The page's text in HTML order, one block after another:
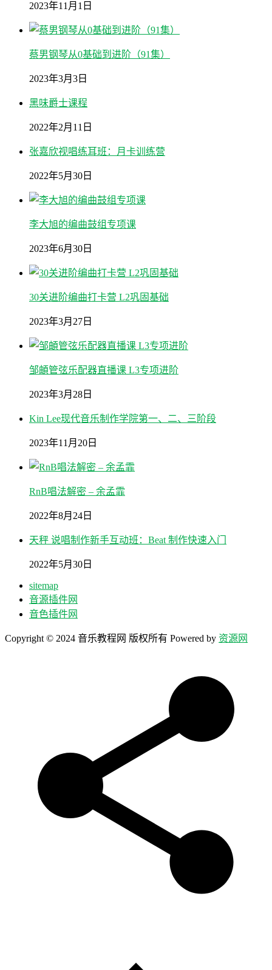
2023年11月1日
蔡男钢琴从0基础到进阶（91集）
2023年3月3日
黑味爵士课程
2022年2月11日
张嘉欣视唱练耳班：月卡训练营
2022年5月30日
李大旭的编曲鼓组专项课
2023年6月30日
30关进阶编曲打卡营 L2巩固基础
2023年3月27日
邹頔管弦乐配器直播课 L3专项进阶
2023年3月28日
Kin Lee现代音乐制作学院第一、二、三阶段
2023年11月20日
RnB唱法解密 – 余孟霏
2022年8月24日
天秤 说唱制作新手互动班：Beat 制作快速入门
2022年5月30日
sitemap
音源插件网
音色插件网
Copyright © 2024 音乐教程网 版权所有 Powered by 资源网